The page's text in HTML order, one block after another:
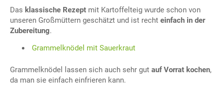
Das klassische Rezept mit Kartoffelteig wurde schon von
unseren Großmüttern geschätzt und ist recht einfach in der
Zubereitung.
Grammelknödel mit Sauerkraut
Grammelknödel lassen sich auch sehr gut auf Vorrat kochen,
da man sie einfach einfrieren kann.